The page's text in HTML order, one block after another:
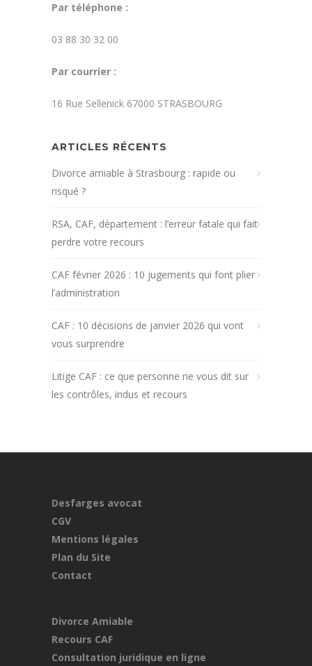
Par téléphone :
03 88 30 32 00
Par courrier :
16 Rue Sellenick 67000 STRASBOURG
ARTICLES RÉCENTS
Divorce amiable à Strasbourg : rapide ou
risqué ?
RSA, CAF, département : l’erreur fatale qui fait
perdre votre recours
CAF février 2026 : 10 jugements qui font plier
l’administration
CAF : 10 décisions de janvier 2026 qui vont
vous surprendre
Litige CAF : ce que personne ne vous dit sur
les contrôles, indus et recours
Desfarges avocat
CGV
Mentions légales
Plan du Site
Contact
Divorce Amiable
Recours CAF
Consultation juridique en ligne